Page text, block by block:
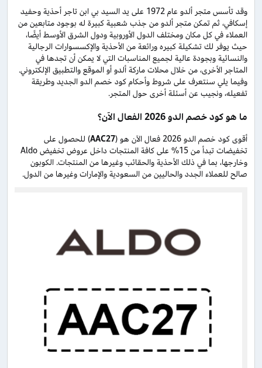
وقد تأسس متجر ألدو عام 1972 على يد السيد بي ابن تاجر أحذية وحفيد
إسكافي، ثم تمكن متجر ألدو من جذب شعبية كبيرة له بوجود متابعين من
العملاء في كل مكان ومختلف الدول الأوروبية ودول الشرق الأوسط أيضًا،
حيث يوفر لك تشكيلة كبيره ورائعة من الأحذية والإكسسوارات الرجالية
والنسائية وبجودة عالية لجميع المناسبات التي لا يمكن أن تجدها في
المتاجر الأخرى، من خلال محلات ماركة ألدو أو الموقع والتطبيق الإلكتروني.
وفيما يلي سنتعرف على شروط وأحكام كود خصم الدو الجديد وطريقة
تفعيله، ونجيب عن أسئلة أخرى حول المتجر.
ما هو كود خصم الدو 2026 الفعال الآن؟
أقوى كود خصم الدو 2026 فعال الآن هو ( AAC27) للحصول على
تخفيضات تبدأ من 15% على كافة المنتجات داخل عروض تخفيض Aldo
وخارجها، بما في ذلك الأحذية والحقائب وغيرها من المنتجات. الكوبون
صالح للعملاء الجدد والحاليين من السعودية والإمارات وغيرها من الدول.